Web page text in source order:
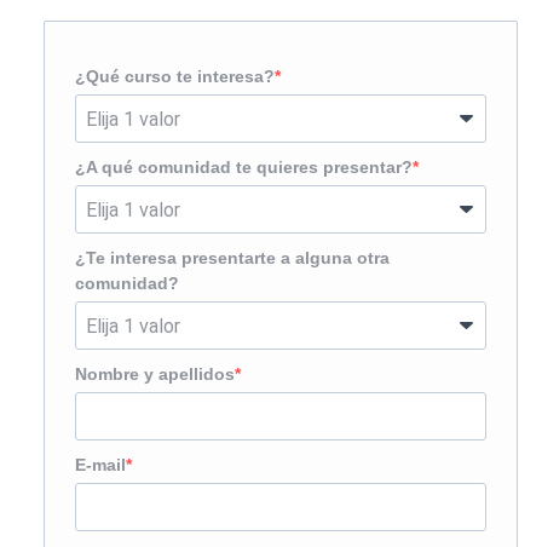
¿Qué curso te interesa?
¿A qué comunidad te quieres presentar?
¿Te interesa presentarte a alguna otra
comunidad?
Nombre y apellidos
E-mail